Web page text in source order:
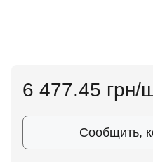
6 477.45 грн/
Сообщить,